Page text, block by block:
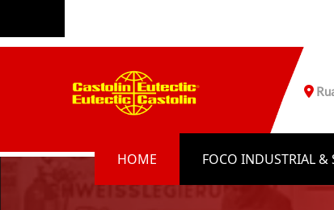
HOME FOCO INDUSTRIAL &
SIDERURGIA MOINHOS VERTICAIS
CALDEIRAS
EXPLORAÇÃO &